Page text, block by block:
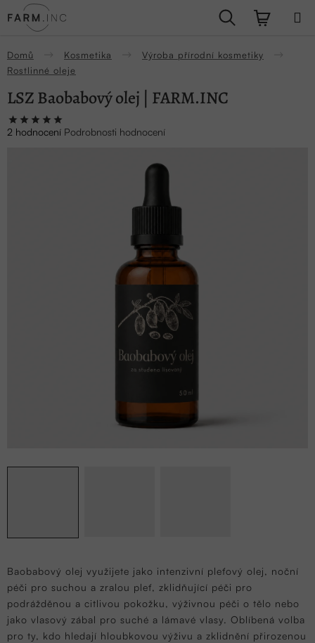
na
Hledat
Domů Kosmetika
Výroba přírodní kosmetiky
Rostlinné oleje
Baobabový olej využijete jako intenzivní pleťový olej, noční
péči pro suchou a zralou pleť, zklidňující péči pro
podrážděnou a citlivou pokožku, výživnou péči o tělo nebo
jako vlasový zábal pro suché a lámavé vlasy. Oblíbená volba
pro ty, kdo hledají hloubkovou výživu a zklidnění přirozenou
LSZ Baobabový olej | FARM.INC
Průměrné
hodnocení
2 hodnocení Podrobnosti hodnocení